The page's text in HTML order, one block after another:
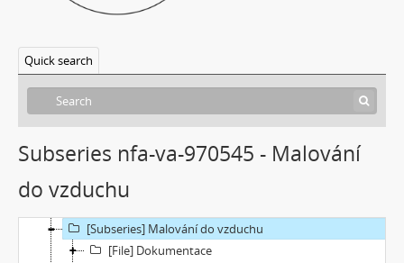
Quick search
Subseries nfa-va-970545 - Malování
do vzduchu
[Subseries] Image Maker
[Subseries] 28 stotín Synagógy
[Subseries] Z lásky
[Subseries] Parkovací smyčka
[Subseries] Klatov
[Subseries] Jizvy, jiskry, jistoty
[Subseries] Země, světlo, vzduch
[Subseries] Malování do vzduchu
[File] Dokumentace